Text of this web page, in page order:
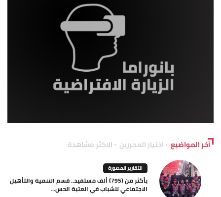
آخر المواضيع اختيار المحررين الاكثر مشاهدة
التقارير المصورة
بأكثر من (795) ألف مستفيد.. قسم التنمية والتأهيل
الاجتماعي للشباب في العتبة الحس...